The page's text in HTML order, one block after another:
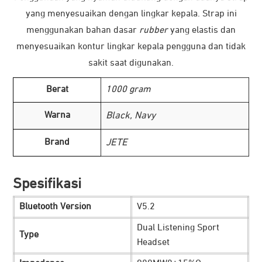
yang menyesuaikan dengan lingkar kepala. Strap ini
menggunakan bahan dasar
rubber
yang elastis dan
menyesuaikan kontur lingkar kepala pengguna dan tidak
sakit saat digunakan.